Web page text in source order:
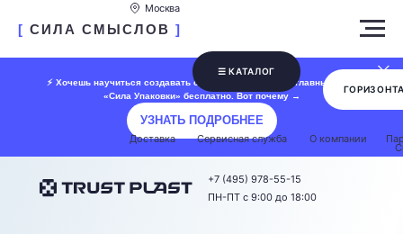
[ СИЛА СМЫСЛОВ ]
⚡️ Хочешь научиться создавать сайты? Я отдаю свой главный курс
«Сила Упаковки» бесплатно. Вот почему →
УЗНАТЬ ПОДРОБНЕЕ
Доставка Сервисная служба О компании
+7 (495) 978-55-15
ПН-ПТ с 9:00 до 18:00
Москва
☰ КАТАЛОГ